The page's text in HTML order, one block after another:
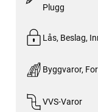
Plugg
Lås, Beslag,
Byggvaror,
VVS-Varor